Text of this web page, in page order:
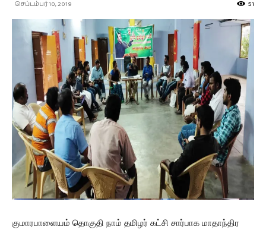
செப்டம்பர் 10, 2019 51
குமாரபாளையம் தொகுதி நாம் தமிழர் கட்சி சார்பாக மாதாந்திர